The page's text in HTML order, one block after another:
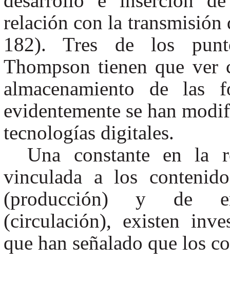
relación con la
182). Tres de los
Thompson tienen que
almacenamiento de las
evidentemente se han
tecnologías digitales.
Una constante en la
vinculada a los
(producción) y de
(circulación), existen
que han señalado que los